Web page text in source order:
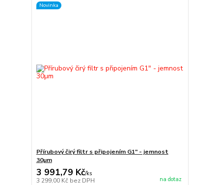
Novinka
Přírubový čirý filtr s připojením G1" - jemnost
30µm
3 991,79 Kč/ks
3 299,00 Kč bez DPH na dotaz